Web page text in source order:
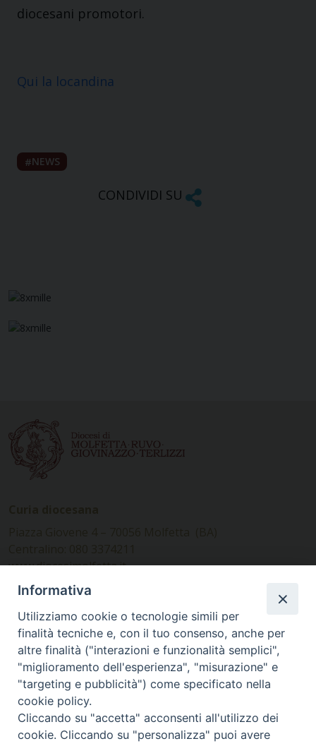
diocesani promotori.
Qui la locandina
NEWS
CONDIVIDI SU
www.diocesimolfetta.it –
diocesimolfetta@pec.chiesacattolica.it
Ufficio Comunicazioni sociali
Piazza Giovene 4 – 70056 Molfetta (BA)
comunicazionisociali@diocesimolfetta.it
SEGUICI SU
Informativa
Utilizziamo cookie o tecnologie simili per
finalità tecniche e, con il tuo consenso, anche per
altre finalità ("interazioni e funzionalità semplici",
"miglioramento dell'esperienza", "misurazione" e
"targeting e pubblicità") come specificato nella
cookie policy.
Cliccando su "accetta" acconsenti all'utilizzo dei
cookie. Cliccando su "personalizza" puoi avere